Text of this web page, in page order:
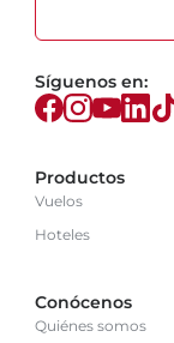
Síguenos en:
Productos
Vuelos
Hoteles
Conócenos
Quiénes somos